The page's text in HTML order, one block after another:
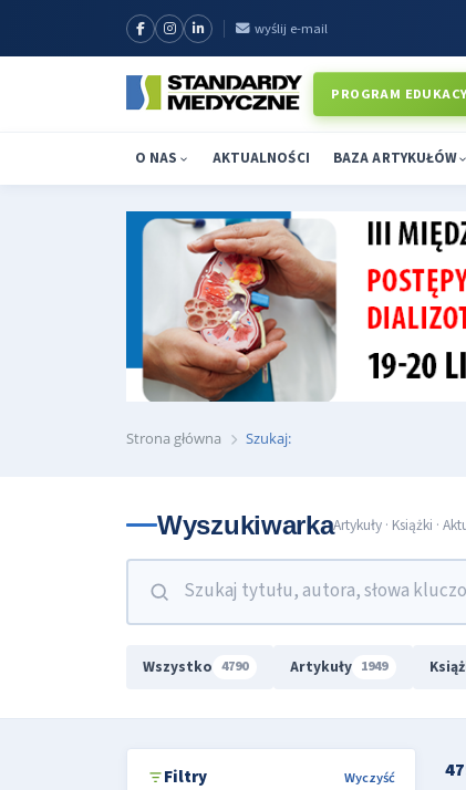
wyślij e-mail
PROGRAM
O NAS AKTUALNOŚCI BAZA ARTYKUŁÓW
Strona główna Szukaj:
WyszukiwarkaArtykuły · Książki ·
Wszystko 4790 Artykuły 1949
Filtry Wyczyść